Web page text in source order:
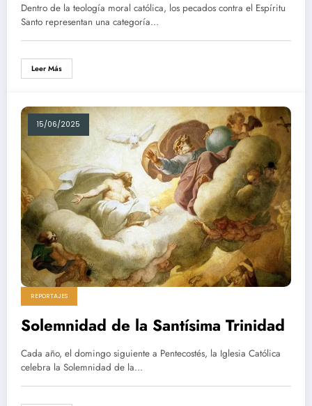
Dentro de la teología moral católica, los pecados contra el Espíritu
Santo representan una categoría…
Leer Más
15/06/2025
REPORTAJES
Solemnidad de la Santísima Trinidad
Cada año, el domingo siguiente a Pentecostés, la Iglesia Católica
celebra la Solemnidad de la…